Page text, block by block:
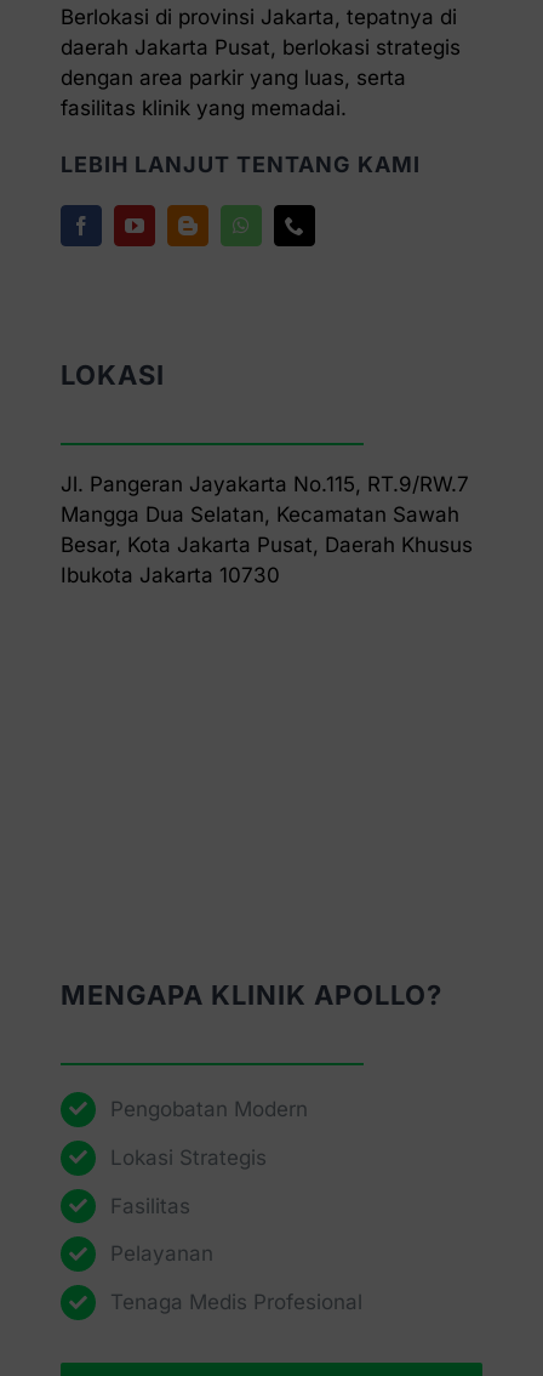
Berlokasi di provinsi Jakarta, tepatnya di
daerah Jakarta Pusat, berlokasi strategis
dengan area parkir yang luas, serta
fasilitas klinik yang memadai.
LEBIH LANJUT TENTANG KAMI
LOKASI
Jl. Pangeran Jayakarta No.115, RT.9/RW.7
Mangga Dua Selatan, Kecamatan Sawah
Besar, Kota Jakarta Pusat, Daerah Khusus
Ibukota Jakarta 10730
MENGAPA KLINIK APOLLO?
Pengobatan Modern
Lokasi Strategis
Fasilitas
Pelayanan
Tenaga Medis Profesional